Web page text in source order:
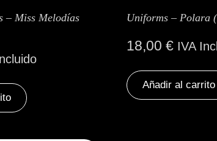
– Miss Melodías
Uniforms – Polara
18,00€ IVA
Añadir al carrito